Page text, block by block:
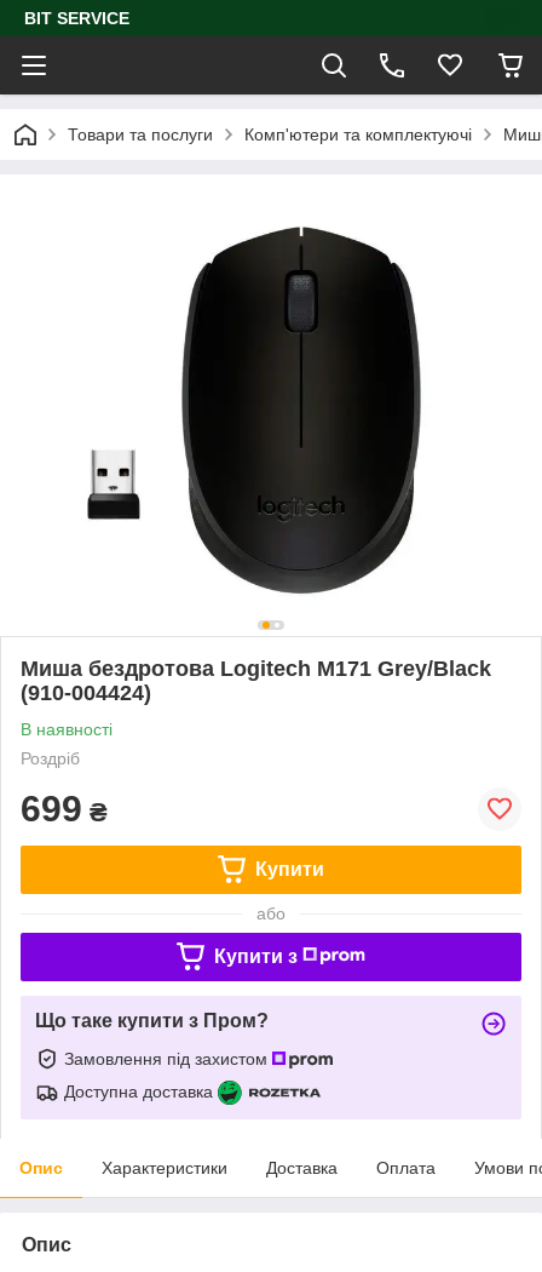
BIT SERVICE
Товари та послуги Комп'ютери та комплектуючі
Миша бездротова Logitech M171 Grey/Black
(910-004424)
В наявності
Роздріб
699 ₴
Купити
або
Купити з
Що таке купити з Пром?
Замовлення під захистом
Доступна доставка
Опис Характеристики Доставка Оплата Умови
Опис